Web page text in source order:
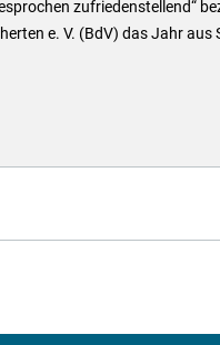
zufriedenstellend“
e. V. (BdV) das Jahr